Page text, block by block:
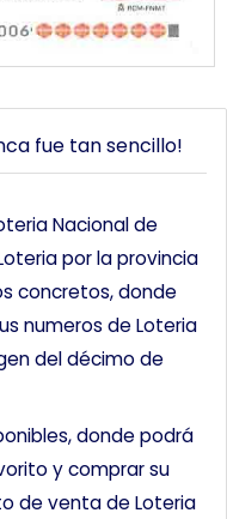
fue tan sencillo!
Nacional de
por la provincia
concretos, donde
numeros de Loteria
del décimo de
donde podrá
y comprar su
de venta de Loteria